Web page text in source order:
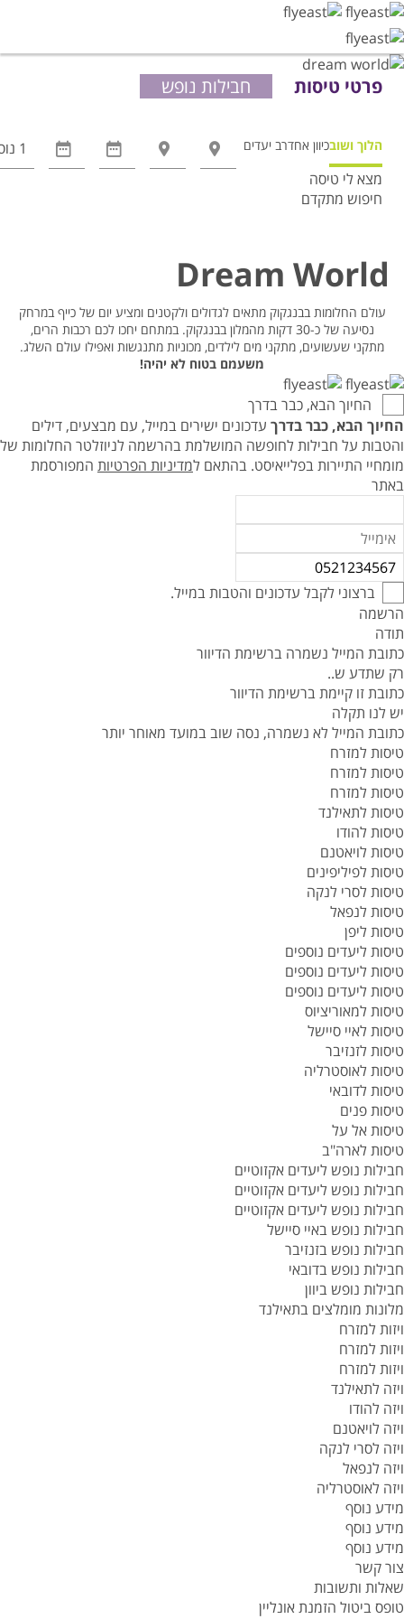
פרטי טיסות חבילות נופש
הלוך ושובכיוון אחדרב יעדים
מצא לי טיסה
חיפוש מתקדם
הנוספות
מוצגות
הכפתור
Dream World
עולם החלומות בבנגקוק מתאים לגדולים ולקטנים ומציע יום של כייף במרחק
נסיעה של כ-30 דקות מהמלון בבנגקוק. במתחם יחכו לכם רכבות הרים,
מתקני שעשועים, מתקני מים לילדים, מכוניות מתנגשות ואפילו עולם השלג.
משעמם בטוח לא יהיה!
החיוך הבא, כבר בדרך
החיוך הבא, כבר בדרך עדכונים ישירים במייל, עם מבצעים, דילים
והטבות על חבילות לחופשה המושלמת בהרשמה לניוזלטר החלומות של
מומחיי התיירות בפלייאיסט. בהתאם למדיניות הפרטיות המפורסמת
באתר
ברצוני לקבל עדכונים והטבות במייל.
הרשמה
תודה
כתובת המייל נשמרה ברשימת הדיוור
רק שתדע ש..
כתובת זו קיימת ברשימת הדיוור
יש לנו תקלה
כתובת המייל לא נשמרה, נסה שוב במועד מאוחר יותר
טיסות למזרח
טיסות למזרח
טיסות למזרח
טיסות לתאילנד
טיסות להודו
טיסות לויאטנם
טיסות לפיליפינים
טיסות לסרי לנקה
טיסות לנפאל
טיסות ליפן
טיסות ליעדים נוספים
טיסות ליעדים נוספים
טיסות ליעדים נוספים
טיסות למאוריציוס
טיסות לאיי סיישל
טיסות לזנזיבר
טיסות לאוסטרליה
טיסות לדובאי
טיסות פנים
טיסות אל על
טיסות לארה"ב
חבילות נופש ליעדים אקזוטיים
חבילות נופש ליעדים אקזוטיים
חבילות נופש ליעדים אקזוטיים
חבילות נופש באיי סיישל
חבילות נופש בזנזיבר
חבילות נופש בדובאי
חבילות נופש ביוון
מלונות מומלצים בתאילנד
ויזות למזרח
ויזות למזרח
ויזות למזרח
ויזה לתאילנד
ויזה להודו
ויזה לויאטנם
ויזה לסרי לנקה
ויזה לנפאל
ויזה לאוסטרליה
מידע נוסף
מידע נוסף
מידע נוסף
צור קשר
שאלות ותשובות
טופס ביטול הזמנת אונליין